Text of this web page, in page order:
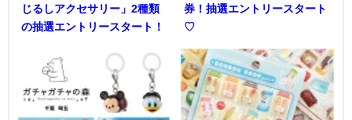
じるしアクセサリー」2種類
の抽選エントリースタート！
券！抽選エントリースタート
♡